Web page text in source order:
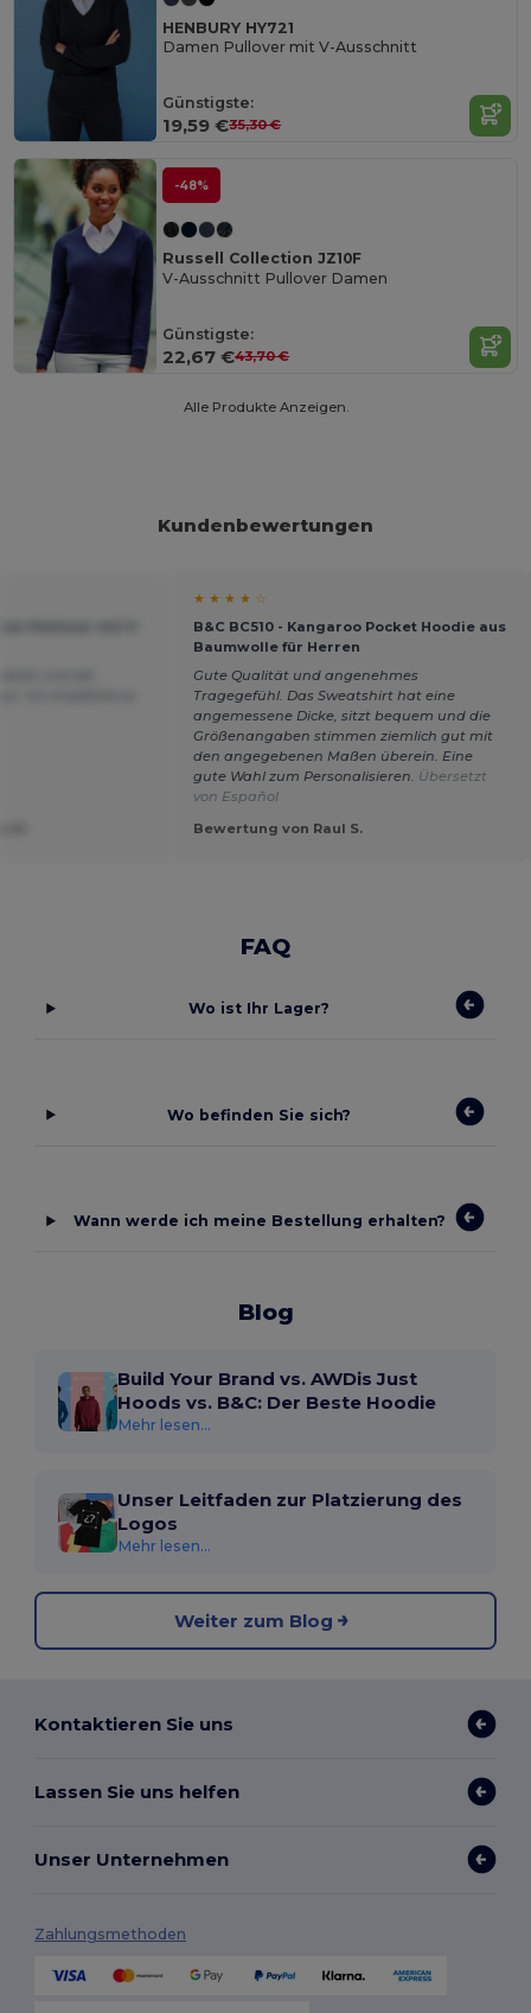
HENBURY HY721
Damen Pullover mit V-Ausschnitt
Günstigste:
19,59 €35,30 €
-48%
Russell Collection JZ10F
V-Ausschnitt Pullover Damen
Günstigste:
22,67 €43,70 €
Alle Produkte Anzeigen.
Kundenbewertungen
★ ★ ★ ★ ☆
B&C BC510 - Kangaroo Pocket Hoodie aus
Baumwolle für Herren
Gute Qualität und angenehmes
Tragegefühl. Das Sweatshirt hat eine
angemessene Dicke, sitzt bequem und die
Größenangaben stimmen ziemlich gut mit
den angegebenen Maßen überein. Eine
gute Wahl zum Personalisieren. Übersetzt
von Español
Bewertung von Raul S.
FAQ
Wo ist Ihr Lager?
Wo befinden Sie sich?
Wann werde ich meine Bestellung erhalten?
Blog
Build Your Brand vs. AWDis Just
Hoods vs. B&C: Der Beste Hoodie
Mehr lesen...
Unser Leitfaden zur Platzierung des
Logos
Mehr lesen...
Weiter zum Blog
Kontaktieren Sie uns
Lassen Sie uns helfen
Unser Unternehmen
Zahlungsmethoden